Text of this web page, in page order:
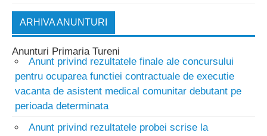
ARHIVA ANUNTURI
Anunturi Primaria Tureni
Anunt privind rezultatele finale ale concursului
pentru ocuparea functiei contractuale de executie
vacanta de asistent medical comunitar debutant pe
perioada determinata
Anunt privind rezultatele probei scrise la